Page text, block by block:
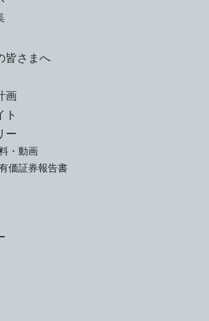
皆さまへ
画
ト
ー
・動画
価証券報告書